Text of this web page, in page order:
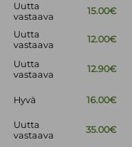
Uutta
vastaava
15.00€
Uutta
vastaava
12.00€
Uutta
vastaava
12.90€
Hyvä 16.00€
Uutta
vastaava
35.00€